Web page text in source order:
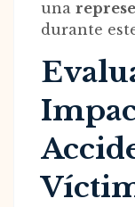
una
durante